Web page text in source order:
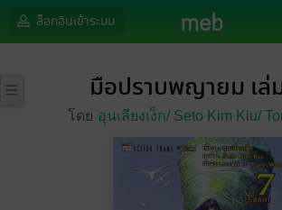
ล็อกอินเข้าระบบ
มือปราบพญายม เล่
โดย อุนเลียงเง็ก/ Seto Kim Kiu/